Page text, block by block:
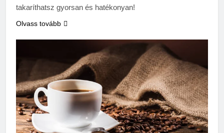
takaríthatsz gyorsan és hatékonyan!
Olvass tovább